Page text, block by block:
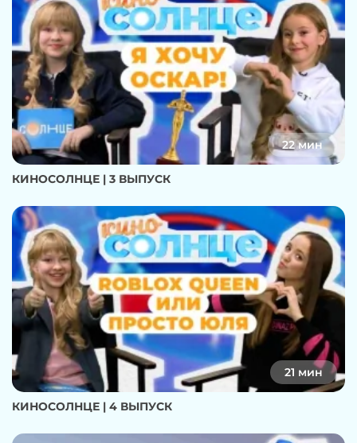
22 мин
КИНОСОЛНЦЕ | 3 ВЫПУСК
21 мин
КИНОСОЛНЦЕ | 4 ВЫПУСК